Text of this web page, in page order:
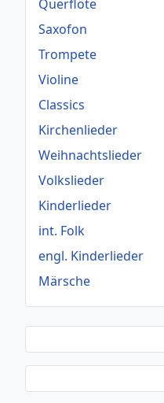
Querflöte
Saxofon
Trompete
Violine
Classics
Kirchenlieder
Weihnachtslieder
Volkslieder
Kinderlieder
int. Folk
engl. Kinderlieder
Märsche